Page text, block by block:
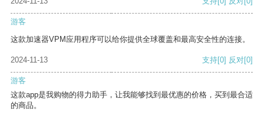
游客
这款加速器VPM应用程序可以给你提供全球覆盖和最高安全性的连接。
2024-11-13 支持[0] 反对[0]
游客
这款app是我购物的得力助手，让我能够找到最优惠的价格，买到最合适
的商品。